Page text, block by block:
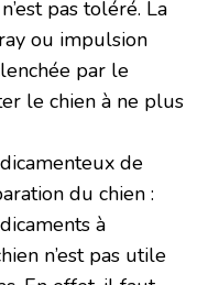
pas toléré. La
ou impulsion
par le
le chien à ne plus
de
du chien :
à
n’est pas utile